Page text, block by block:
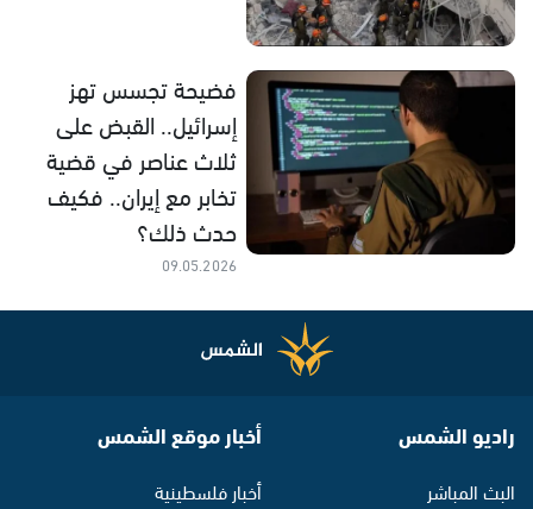
فضيحة تجسس تهز
إسرائيل.. القبض على
ثلاث عناصر في قضية
تخابر مع إيران.. فكيف
حدث ذلك؟
09.05.2026
راديو الشمس
البث المباشر
أخبار موقع الشمس
أخبار فلسطينية